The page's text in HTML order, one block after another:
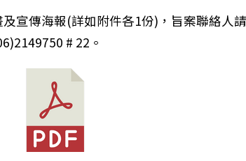
115年度資優國際教育營隊
宣傳海報(詳如附件各1份)，旨案聯絡人
# 22。